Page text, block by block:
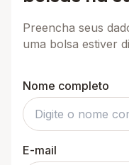
Preencha seus
uma bolsa estiver
Nome completo
E-mail